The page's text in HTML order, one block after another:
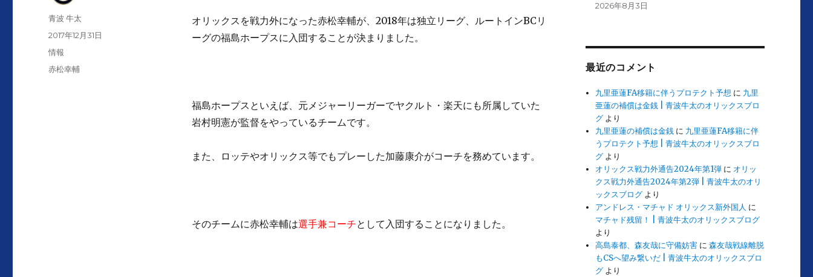
オリックスを戦力外になった赤松幸輔が、2018年は独立リーグ、ルートインBCリ
ーグの福島ホープスに入団することが決まりました。
福島ホープスといえば、元メジャーリーガーでヤクルト・楽天にも所属していた
岩村明憲が監督をやっているチームです。
また、ロッテやオリックス等でもプレーした加藤康介がコーチを務めています。
そのチームに赤松幸輔は選手兼コーチとして入団することになりました。
投
青波 牛太
投
稿
2017年12月31日
カ
テ
情報
タ
赤松幸輔
2026年8月3日
最近のコメント
九里亜蓮FA移籍に伴うプロテクト予想 に 九里
亜蓮の補償は金銭 | 青波牛太のオリックスブロ
グ より
九里亜蓮の補償は金銭 に 九里亜蓮FA移籍に伴
うプロテクト予想 | 青波牛太のオリックスブロ
グ より
オリックス戦力外通告2024年第1弾 に オリッ
クス戦力外通告2024年第2弾 | 青波牛太のオリ
ックスブログ より
アンドレス・マチャド オリックス新外国人 に
マチャド残留！ | 青波牛太のオリックスブログ
より
高島泰都、森友哉に守備妨害 に森友哉戦線離脱
もCSへ望み繋いだ | 青波牛太のオリックスブロ
グ より